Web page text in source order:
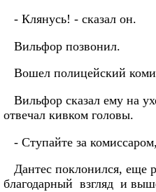
- Клянусь! - сказал он.
Вильфор позвонил.
Вошел полицейский
Вильфор сказал ему на
отвечал кивком головы.
- Ступайте за
Дантес поклонился, еще
благодарный взгляд и